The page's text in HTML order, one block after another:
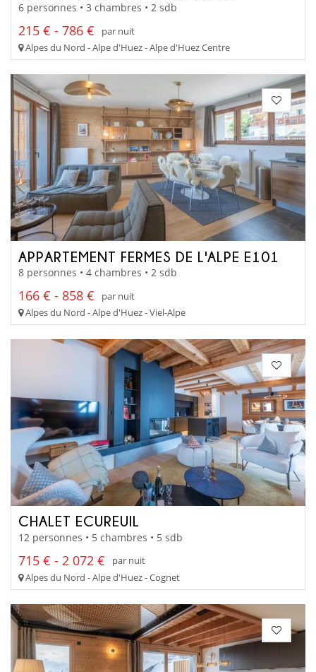
6 personnes • 3 chambres • 2 sdb
215 € - 786 €
par nuit
Alpes du Nord - Alpe d'Huez - Alpe d'Huez Centre
APPARTEMENT FERMES DE L'ALPE E101
8 personnes • 4 chambres • 2 sdb
166 € - 858 €
par nuit
Alpes du Nord - Alpe d'Huez - Viel-Alpe
CHALET ECUREUIL
12 personnes • 5 chambres • 5 sdb
715 € - 2 072 €
par nuit
Alpes du Nord - Alpe d'Huez - Cognet